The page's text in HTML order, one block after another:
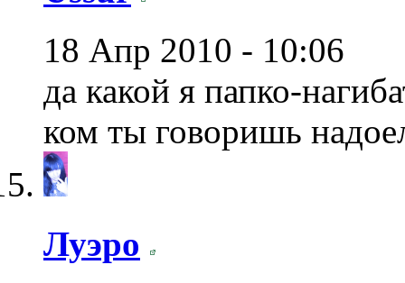
18 Апр 2010 - 10:06
да какой я папко-
ком ты говоришь
Луэро